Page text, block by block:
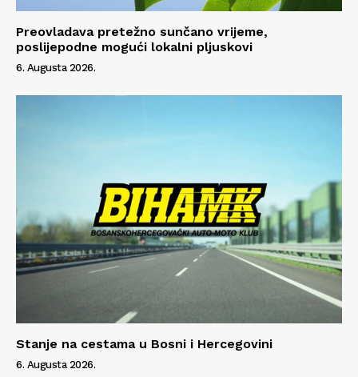
Kontakt
Impressum
Preovladava pretežno sunčano vrijeme,
poslijepodne mogući lokalni pljuskovi
6. Augusta 2026.
Stanje na cestama u Bosni i Hercegovini
6. Augusta 2026.